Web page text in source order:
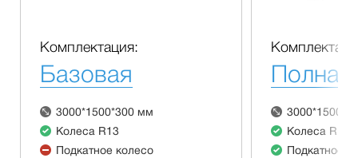
Комплектация:
Базовая
3000*1500*300 мм
Колеса R13
Подкатное колесо
Полная
Колеса R13
Подкатное